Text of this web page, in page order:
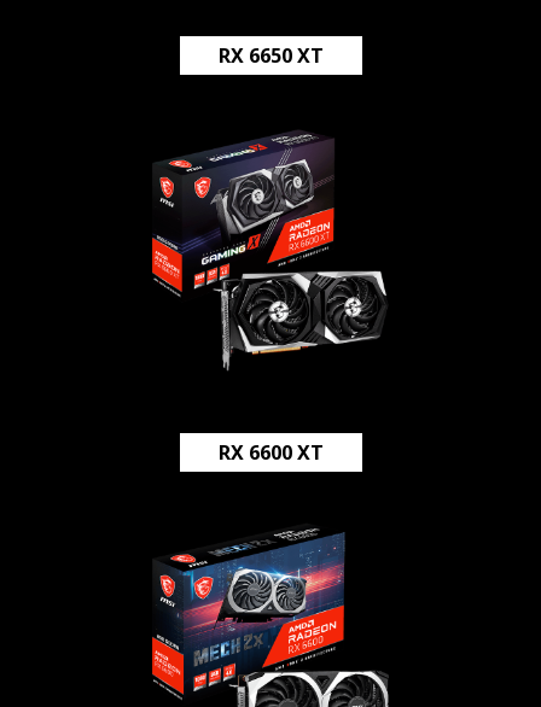
RX 6650 XT
RX 6600 XT